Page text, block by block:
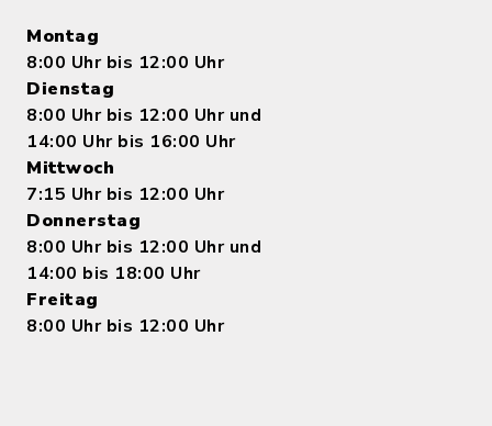
Montag
8:00 Uhr bis 12:00 Uhr
Dienstag
8:00 Uhr bis 12:00 Uhr und
14:00 Uhr bis 16:00 Uhr
Mittwoch
7:15 Uhr bis 12:00 Uhr
Donnerstag
8:00 Uhr bis 12:00 Uhr und
14:00 bis 18:00 Uhr
Freitag
8:00 Uhr bis 12:00 Uhr